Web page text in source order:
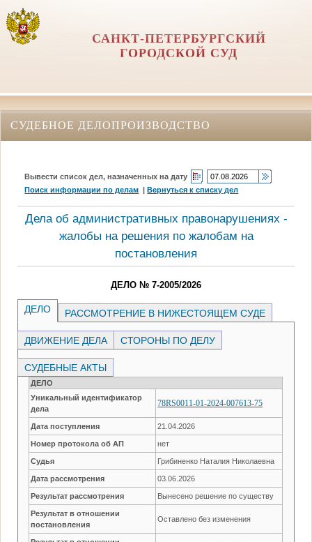
САНКТ-ПЕТЕРБУРГСКИЙ
ГОРОДСКОЙ СУД
СУДЕБНОЕ ДЕЛОПРОИЗВОДСТВО
Вывести список дел, назначенных на дату
Поиск информации по делам |Вернуться к списку дел
Дела об административных правонарушениях -
жалобы на решения по жалобам на
постановления
ДЕЛО № 7-2005/2026
ДЕЛО РАССМОТРЕНИЕ В НИЖЕСТОЯЩЕМ СУДЕ
ДВИЖЕНИЕ ДЕЛА СТОРОНЫ ПО ДЕЛУ
СУДЕБНЫЕ АКТЫ
ДЕЛО
Уникальный идентификатор
дела
78RS0011-01-2024-007613-75
Дата поступления 21.04.2026
Номер протокола об АП нет
Судья Грибиненко Наталия Николаевна
Дата рассмотрения 03.06.2026
Результат рассмотрения Вынесено решение по существу
Результат в отношении
постановления
Оставлено без изменения